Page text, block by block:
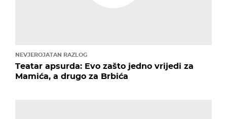
NEVJEROJATAN RAZLOG
Teatar apsurda: Evo zašto jedno vrijedi za
Mamića, a drugo za Brbića